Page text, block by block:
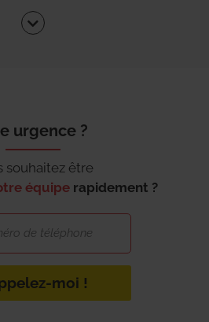
urgence ?
souhaitez être
équipe rapidement ?
moi !